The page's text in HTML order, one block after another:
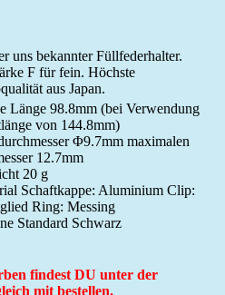
uns bekannter Füllfederhalter.
F für fein. Höchste
aus Japan.
Länge 98.8mm (bei Verwendung
von 144.8mm)
Φ9.7mm maximalen
12.7mm
20 g
Schaftkappe: Aluminium Clip:
Ring: Messing
Standard Schwarz
findest DU unter der
mit bestellen.